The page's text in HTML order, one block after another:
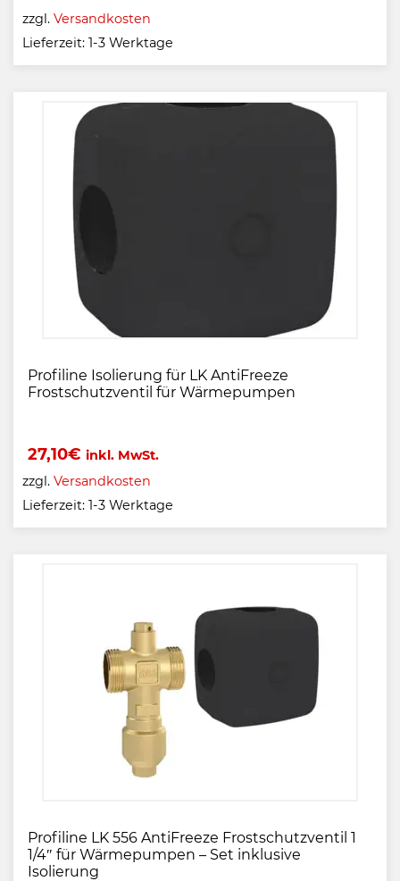
zzgl. Versandkosten
Lieferzeit: 1-3 Werktage
Profiline Isolierung für LK AntiFreeze
Frostschutzventil für Wärmepumpen
27,10€ inkl. MwSt.
zzgl. Versandkosten
Lieferzeit: 1-3 Werktage
Profiline LK 556 AntiFreeze Frostschutzventil 1
1/4″ für Wärmepumpen – Set inklusive
Isolierung